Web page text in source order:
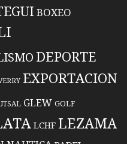
BOXEO
DEPORTE
EXPORTACION
GLEW GOLF
LCHF LEZAMA